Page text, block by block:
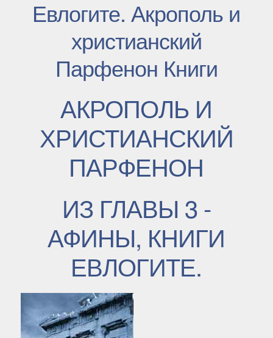
Евлогите. Акрополь и
христианский
Парфенон Книги
АКРОПОЛЬ И
ХРИСТИАНСКИЙ
ПАРФЕНОН
ИЗ ГЛАВЫ 3 -
АФИНЫ, КНИГИ
ЕВЛОГИТЕ.